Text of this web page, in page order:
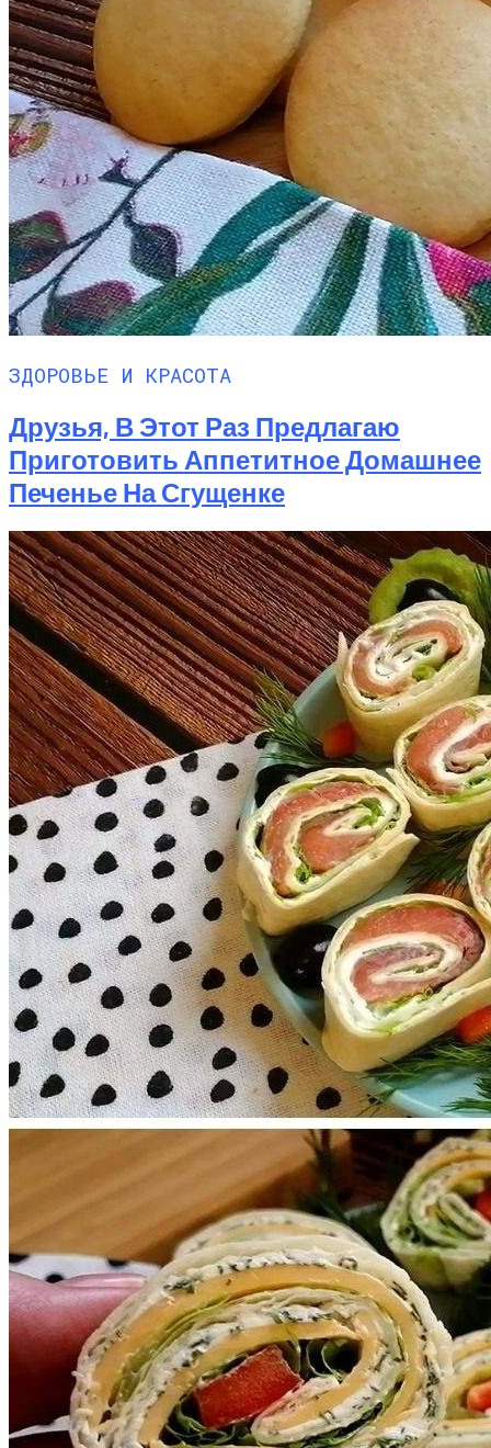
ЗДОРОВЬЕ И КРАСОТА
Друзья, В Этот Раз Предлагаю
Приготовить Аппетитное Домашнее
Печенье На Сгущенке